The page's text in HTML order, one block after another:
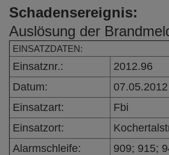
Schadensereignis:
Auslösung der
EINSATZDATEN:
Einsatznr.:
2012.96
Datum:
Einsatzart:
Fbi
Einsatzort:
Alarmschleife:
909; 915;